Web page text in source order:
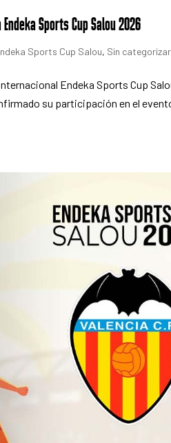
Sports Cup Salou 2026
Sports Cup Salou, Sin categorizar
Endeka Sports Cup
su participación en el